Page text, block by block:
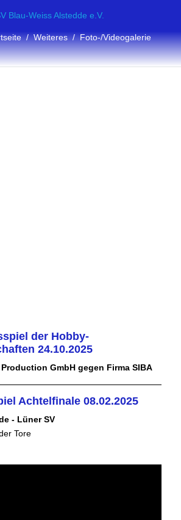
Weiteres Foto-/Videogalerie
der Hobby-
24.10.2025
Production GmbH gegen Firma SIBA
Achtelfinale 08.02.2025
- Lüner SV
Tore